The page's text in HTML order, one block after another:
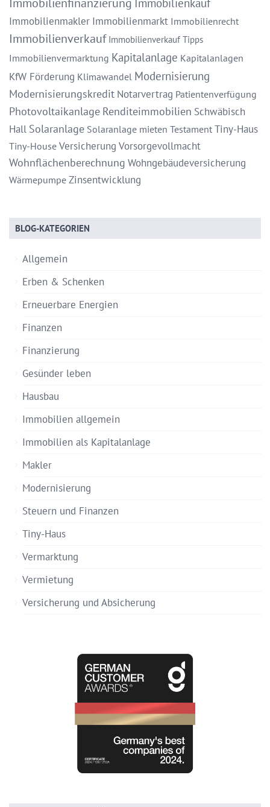
Immobilienmakler Immobilienmarkt Immobilienrecht
Immobilienverkauf Immobilienverkauf Tipps
Immobilienvermarktung Kapitalanlage Kapitalanlagen
KfW Förderung Klimawandel Modernisierung
Modernisierungskredit Notarvertrag Patientenverfügung
Photovoltaikanlage Renditeimmobilien Schwäbisch
Hall Solaranlage Solaranlage mieten TestamentTiny-Haus
Tiny-HouseVersicherung Vorsorgevollmacht
Wohnflächenberechnung Wohngebäudeversicherung
WärmepumpeZinsentwicklung
BLOG-KATEGORIEN
Allgemein
Erben & Schenken
Erneuerbare Energien
Finanzen
Finanzierung
Gesünder leben
Hausbau
Immobilien allgemein
Immobilien als Kapitalanlage
Makler
Modernisierung
Steuern und Finanzen
Tiny-Haus
Vermarktung
Vermietung
Versicherung und Absicherung